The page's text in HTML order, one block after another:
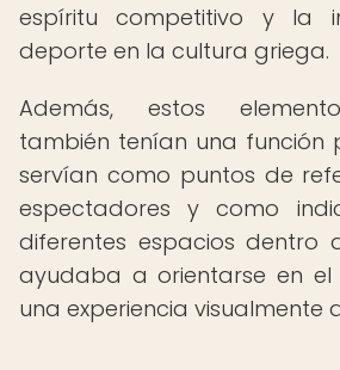
espíritu competitivo y la
deporte en la cultura griega.
Además, estos
también tenían una función
servían como puntos de
espectadores y como
diferentes espacios dentro
ayudaba a orientarse en
una experiencia visualmente